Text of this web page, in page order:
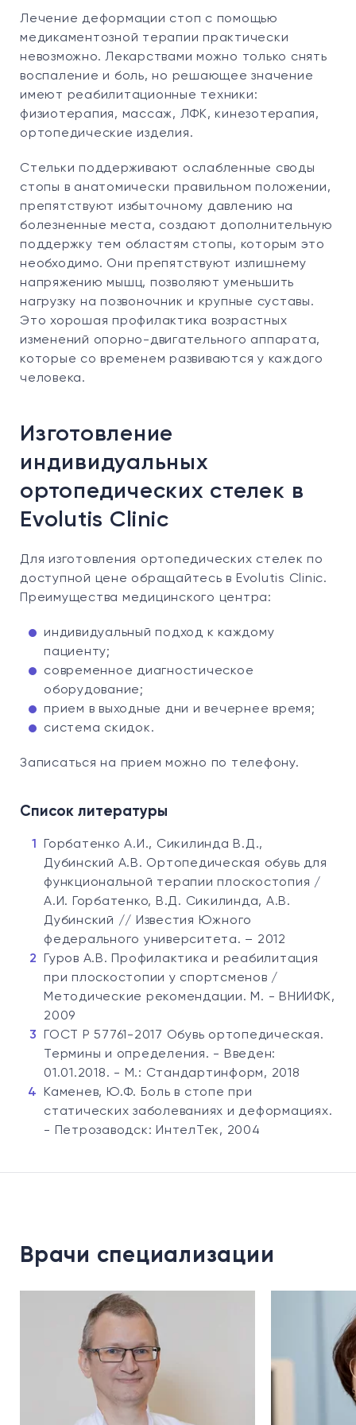
Лечение деформации стоп с помощью
медикаментозной терапии практически
невозможно. Лекарствами можно только снять
воспаление и боль, но решающее значение
имеют реабилитационные техники:
физиотерапия, массаж, ЛФК, кинезотерапия,
ортопедические изделия.
Стельки поддерживают ослабленные своды
стопы в анатомически правильном положении,
препятствуют избыточному давлению на
болезненные места, создают дополнительную
поддержку тем областям стопы, которым это
необходимо. Они препятствуют излишнему
напряжению мышц, позволяют уменьшить
нагрузку на позвоночник и крупные суставы.
Это хорошая профилактика возрастных
изменений опорно-двигательного аппарата,
которые со временем развиваются у каждого
человека.
Изготовление
индивидуальных
ортопедических стелек в
Evolutis Clinic
Для изготовления ортопедических стелек по
доступной цене обращайтесь в Evolutis Clinic.
Преимущества медицинского центра:
индивидуальный подход к каждому
пациенту;
современное диагностическое
оборудование;
прием в выходные дни и вечернее время;
система скидок.
Записаться на прием можно по телефону.
Список литературы
Горбатенко А.И., Сикилинда В.Д.,
Дубинский А.В. Ортопедическая обувь для
функциональной терапии плоскостопия /
А.И. Горбатенко, В.Д. Сикилинда, А.В.
Дубинский // Известия Южного
федерального университета. – 2012
Гуров А.В. Профилактика и реабилитация
при плоскостопии у спортсменов /
Методические рекомендации. М. - ВНИИФК,
2009
ГОСТ Р 57761-2017 Обувь ортопедическая.
Термины и определения. - Введен:
01.01.2018. - М.: Стандартинформ, 2018
Каменев, Ю.Ф. Боль в стопе при
статических заболеваниях и деформациях.
- Петрозаводск: ИнтелТек, 2004
Врачи специализации